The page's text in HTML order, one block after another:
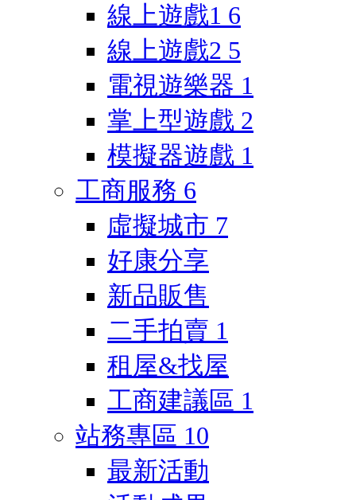
線上遊戲1 6
線上遊戲2 5
電視遊樂器 1
掌上型遊戲 2
模擬器遊戲 1
工商服務 6
虛擬城市 7
好康分享
新品販售
二手拍賣 1
租屋&找屋
工商建議區 1
站務專區 10
最新活動